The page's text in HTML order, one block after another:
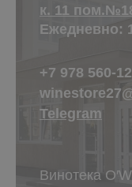
к. 11
Ежедневно:
+7 978 560-
Telegram
Винотека